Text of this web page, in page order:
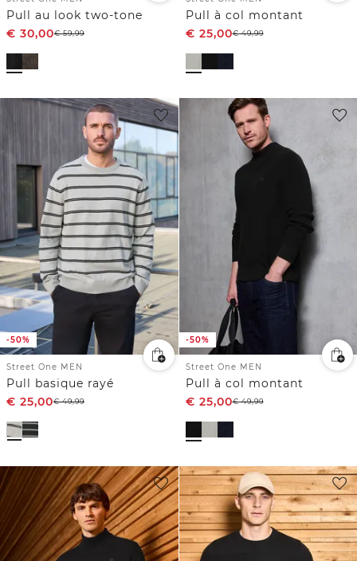
Pull au look two-tone
€ 30,00€59,99
Pull à col montant
€ 25,00€49,99
-50%
Street One MEN
Pull basique rayé
€ 25,00€49,99
-50%
Street One MEN
Pull à col montant
€ 25,00€49,99